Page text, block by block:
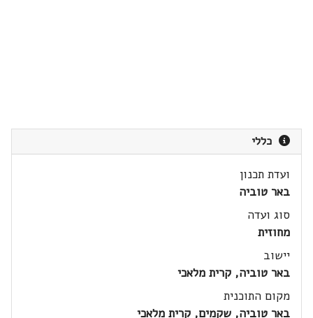
כללי
ועדת תכנון
באר טוביה
סוג ועדה
מחוזית
יישוב
באר טוביה, קרית מלאכי
מקום התוכנית
באר טוביה, שקמים, קרית מלאכי